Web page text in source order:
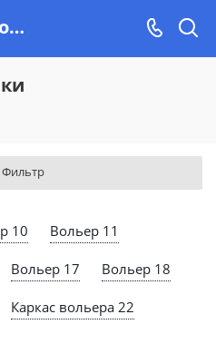
Вольеры для собак №16 уличные купить недорого в Минске на Vishop.by
Фильтр
10 Вольер 11
Вольер 17 Вольер 18
Каркас вольера 22